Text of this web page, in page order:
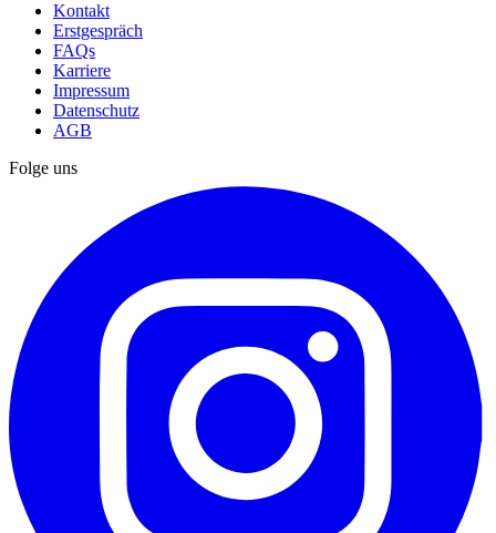
Kontakt
Erstgespräch
FAQs
Karriere
Impressum
Datenschutz
AGB
Folge uns